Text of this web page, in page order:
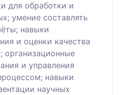
для обработки и
умение составлять
навыки
и оценки качества
организационные
и управления
навыки
научных